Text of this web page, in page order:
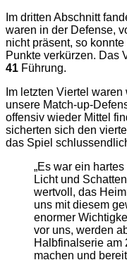
Im dritten Abschnitt
waren in der Defense,
nicht präsent, so
Punkte verkürzen. Das
41 Führung.
Im letzten Viertel
unsere Match-up-
offensiv wieder Mittel
sicherten sich den
das Spiel
„Es war ein
Licht und
wertvoll, das
uns mit diesem
enormer
vor uns, werden
Halbfinalserie am
machen und